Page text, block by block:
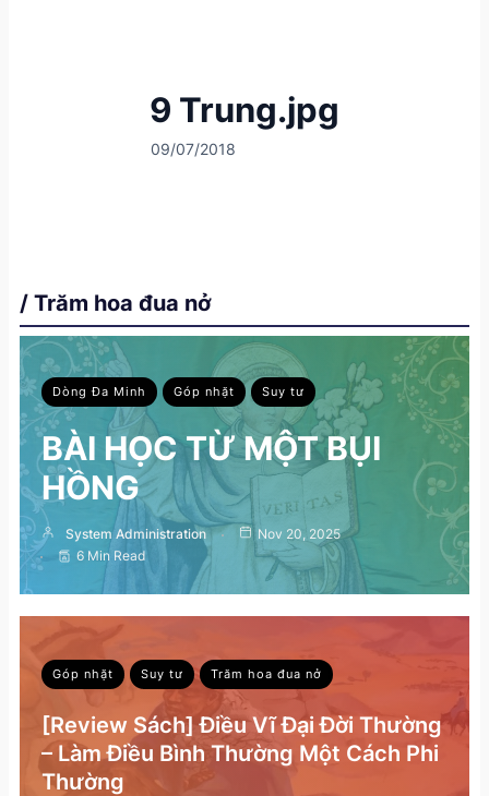
9 Trung.jpg
09/07/2018
/ Trăm hoa đua nở
Dòng Đa Minh Góp nhặt Suy tư
BÀI HỌC TỪ MỘT BỤI
HỒNG
System Administration
Nov 20, 2025
6 Min Read
Góp nhặt Suy tư Trăm hoa đua nở
[Review Sách] Điều Vĩ Đại Đời Thường
– Làm Điều Bình Thường Một Cách Phi
Thường